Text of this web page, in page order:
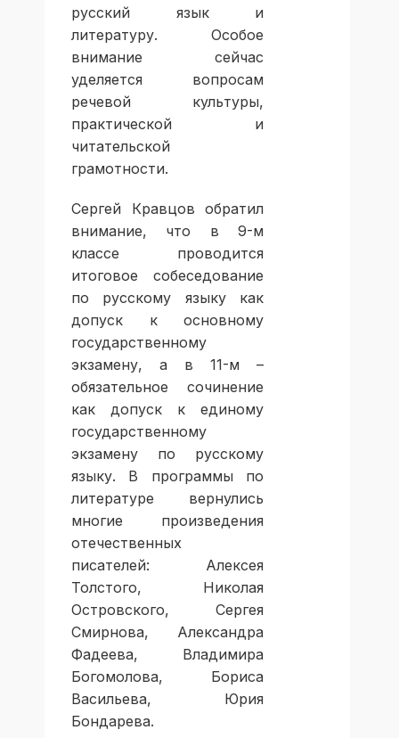
русский язык и
литературу. Особое
внимание сейчас
уделяется вопросам
речевой культуры,
практической и
читательской
грамотности.
Сергей Кравцов обратил
внимание, что в 9-м
классе проводится
итоговое собеседование
по русскому языку как
допуск к основному
государственному
экзамену, а в 11-м –
обязательное сочинение
как допуск к единому
государственному
экзамену по русскому
языку. В программы по
литературе вернулись
многие произведения
отечественных
писателей: Алексея
Толстого, Николая
Островского, Сергея
Смирнова, Александра
Фадеева, Владимира
Богомолова, Бориса
Васильева, Юрия
Бондарева.